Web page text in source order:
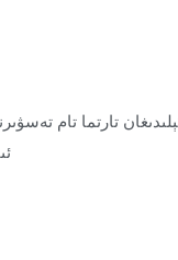
تارتما تام